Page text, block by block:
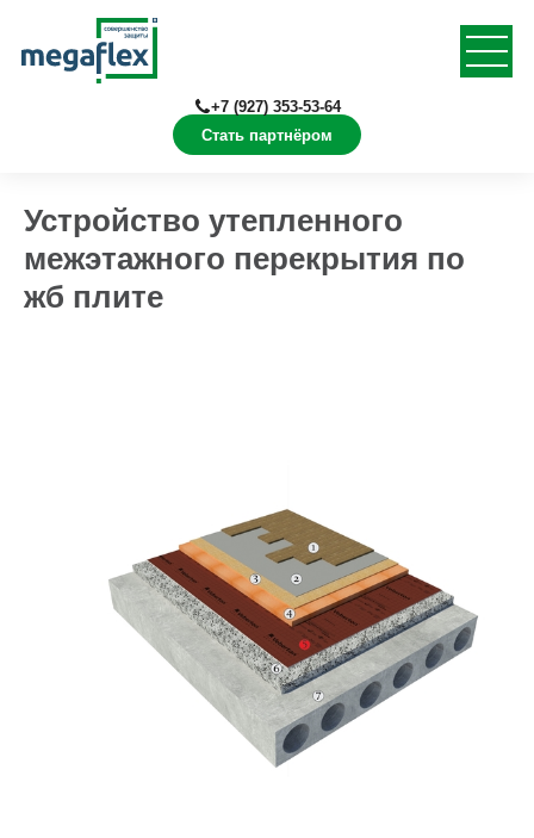
Стать партнёром
+7 (927) 353-53-64
Устройство утепленного
межэтажного перекрытия по
жб плите